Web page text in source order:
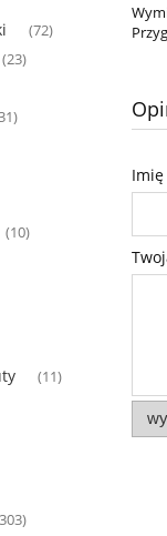
(72)
(23)
(10)
(11)